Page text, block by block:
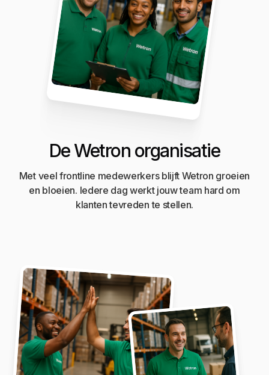
De Wetron organisatie
Met veel frontline medewerkers blijft Wetron groeien
en bloeien. Iedere dag werkt jouw team hard om
klanten tevreden te stellen.